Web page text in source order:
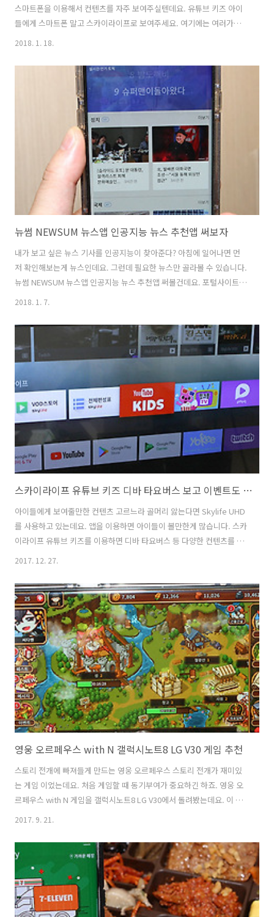
스마트폰을 이용해서 컨텐츠를 자주 보여주실텐데요. 유튜브 키즈 아이
들에게 스마트폰 말고 스카이라이프로 보여주세요. 여기에는 여러가지
이유가 있습니다. 아이들은 보는것을 좋아하는데요. 유튜브 키즈에는 아
아이들이 좋아할만한 채널을 찾아서 보여줘도 되겠지만 그렇게 하면 부
모가 보여주기 싫은 다른 컨텐츠를 우연히라도 아이들이 볼 가능성이 있
습니다. 위험한 컨텐츠를 볼 수 도 있다는 것이죠. 하지만 키즈채널에는
아이들이 얼마든지 봐도 될만한 컨텐츠가 모여있습니다. 스마트폰으로
이미 키즈 채널을 많이 보여주고 계실거라고 생각합니다. 아이패드나 태
블릿 등으로도 많이 보는데요. 유튜..
2018. 1. 18.
뉴썸 NEWSUM 뉴스앱 인공지능 뉴스 추천앱 써보자
내가 보고 싶은 뉴스 기사를 인공지능이 찾아준다? 아침에 일어나면 먼
저 확인해보는게 뉴스인데요. 그런데 필요한 뉴스만 골라볼 수 있습니다.
뉴썸 NEWSUM 뉴스앱 인공지능 뉴스 추천앱 써볼건데요. 포털사이트에
빠르게 뉴스기사를 찾아볼 수 있습니다. 인공지능 뉴스 기능이 있어서 처
음에 자신이 찾아본 기사를 기준으로 자신에게 맞는 기사들을 골라서 볼
수 있게 해주는 기능도 있습니다. 자신이 선호하는 기사를 볼 수 있다는
것이죠. 제 경우에는 경제나 IT, 과학, 그리고 사건사고 뭐 이런 내용에 관
심이 많은데요. 이런 기사들만 쏙쏙 골라서 볼 수도 있네요. 뉴썸 NEW..
2018. 1. 7.
스카이라이프 유튜브 키즈 디바 타요버스 보고 이벤트도 응모
아이들에게 보여줄만한 컨텐츠 고르느라 골머리 앓는다면 Skylife UHD
를 사용하고 있는데요. 앱을 이용하면 아이들이 볼만한게 많습니다. 스카
이라이프 유튜브 키즈를 이용하면 디바 타요버스 등 다양한 컨텐츠를 무
료로 즐길 수 있습니다. 컨텐츠를 보고 이벤트도 응모 할 수 있는데요. 스
다. 방송과 영상 컨텐츠들은 나이제한이 있는데요. 즉 나이에 맞게 보여
줘도 될만한 컨텐츠가 제한되게 되는데요. 무턱대고 그냥 아무 것이나 재
생해주면 아이들에게 나쁜 영향을 줄 수 도 있죠. 유튜브는 사실 컨텐츠
가 너무 많아서 아이들이 볼만한 것을 따로 선별해서 보여주기가 힘듭니
다. Youtube KIDS는 아이들이 볼만한 컨텐츠만 따로 모아서 볼 수 있는
앱인데..
2017. 12. 27.
영웅 오르페우스 with N 갤럭시노트8 LG V30 게임 추천
스토리 전개에 빠져들게 만드는 영웅 오르페우스 스토리 전개가 재미있
는 게임 이었는데요. 처음 게임할 때 동기부여가 중요하긴 하죠. 영웅 오
르페우스 with N 게임을 갤럭시노트8 LG V30에서 돌려봤는데요. 이 게
다보니 점점 빠져들게 되네요. 농장도 짓고 군사도 만들면서 자신의 성을
강화 시킵니다. 그 후 영웅을 자신을 따르게 해서 다른 곳을 공격할 수 있
습니다. 생각보다 꽤 많은 분들이 이 게임을 하고 있더군요. 게다가 전세
계적으로 하고 있어서 채팅창은 복잡했습니다. 영웅 오르페우스 with N
갤럭시노트8 LG V30 게임 추천 갤럭시노트8에 게임을 실행해본 ..
2017. 9. 21.